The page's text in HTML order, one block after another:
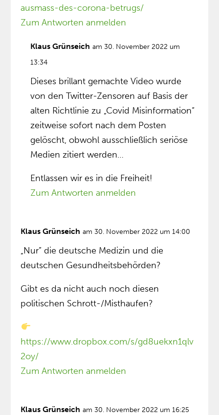
ausmass-des-corona-betrugs/
Zum Antworten anmelden
Klaus Grünseich am 30. November 2022 um
13:34
Dieses brillant gemachte Video wurde
von den Twitter-Zensoren auf Basis der
alten Richtlinie zu „Covid Misinformation“
zeitweise sofort nach dem Posten
gelöscht, obwohl ausschließlich seriöse
Medien zitiert werden…
Entlassen wir es in die Freiheit!
Zum Antworten anmelden
Klaus Grünseich am 30. November 2022 um 14:00
„Nur” die deutsche Medizin und die
deutschen Gesundheitsbehörden?
Gibt es da nicht auch noch diesen
politischen Schrott-/Misthaufen?
https://www.dropbox.com/s/gd8uekxn1qlv
2oy/
Zum Antworten anmelden
Klaus Grünseich am 30. November 2022 um 16:25